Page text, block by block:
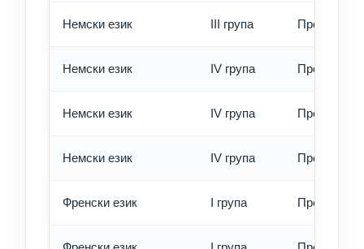
Немски език III група Превод -
Немски език IV група Превод -
Немски език IV група Превод -
Немски език IV група Превод -
Френски език I група Превод -